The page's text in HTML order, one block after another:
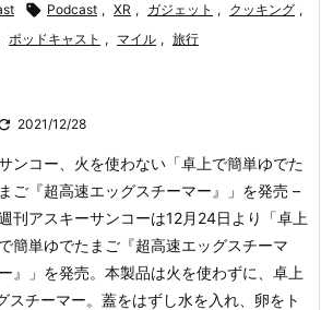
 Podcast , XR , ガジェット , クッキング ,
ポッドキャスト , マイル , 旅行
2021/12/28
ンコー、火を使わない「卓上で簡単ゆでた
まご『超高速エッグスチーマー』」を発売 –
刊アスキーサンコーは12月24日より「卓上
で簡単ゆでたまご『超高速エッグスチーマ
ー』」を発売。 本製品は火を使わずに、卓上
スチーマー。蓋をはずし水を入れ、卵をト